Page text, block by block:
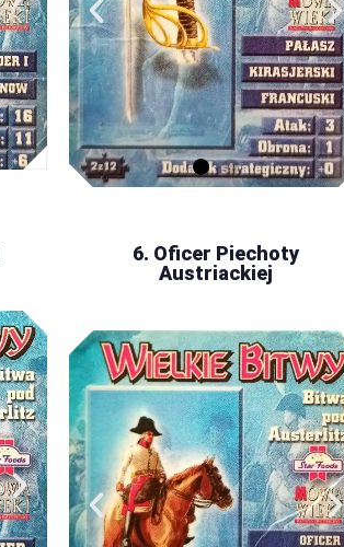
6. Oficer Piechoty
Austriackiej